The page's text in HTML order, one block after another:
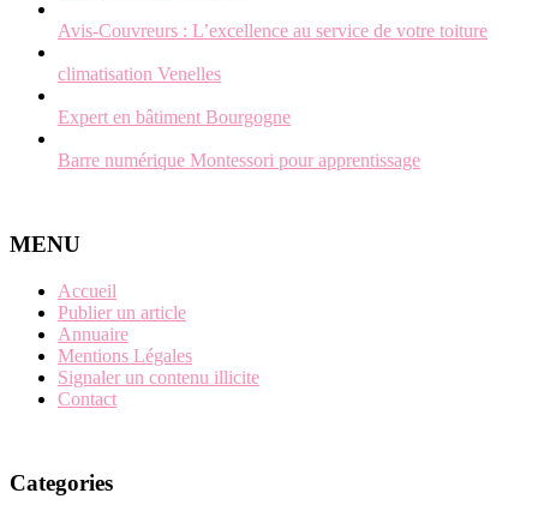
Avis-Couvreurs : L’excellence au service de votre toiture
climatisation Venelles
Expert en bâtiment Bourgogne
Barre numérique Montessori pour apprentissage
MENU
Accueil
Publier un article
Annuaire
Mentions Légales
Signaler un contenu illicite
Contact
Categories